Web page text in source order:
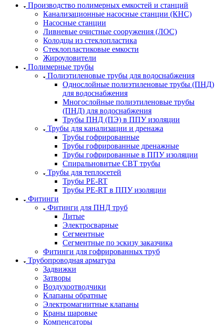
Производство полимерных емкостей и станций
Канализационные насосные станции (КНС)
Насосные станции
Ливневые очистные сооружения (ЛОС)
Колодцы из стеклопластика
Стеклопластиковые емкости
Жироуловители
Полимерные трубы
Полиэтиленовые трубы для водоснабжения
Однослойные полиэтиленовые трубы (ПНД)
для водоснабжения
Многослойные полиэтиленовые трубы
(ПНД) для водоснабжения
Трубы ПНД (ПЭ) в ППУ изоляции
Трубы для канализации и дренажа
Трубы гофрированные
Трубы гофрированные дренажные
Трубы гофрированные в ППУ изоляции
Спиральновитые СВТ трубы
Трубы для теплосетей
Трубы PE-RT
Трубы PE-RT в ППУ изоляции
Фитинги
Фитинги для ПНД труб
Литые
Электросварные
Сегментные
Сегментные по эскизу заказчика
Фитинги для гофрированных труб
Трубопроводная арматура
Задвижки
Затворы
Воздухоотводчики
Клапаны обратные
Электромагнитные клапаны
Краны шаровые
Компенсаторы